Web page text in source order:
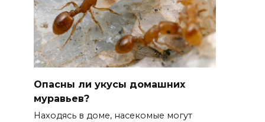
Опасны ли укусы домашних
муравьев?
Находясь в доме, насекомые могут